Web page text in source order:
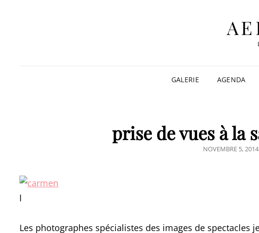
GALERIE AGENDA
prise de vues à la
POSTED
NOVEMBRE 5, 2014
l
Les photographes spécialistes des images de spectacles